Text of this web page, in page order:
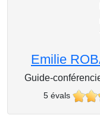
Emilie
Guide-
5 évals